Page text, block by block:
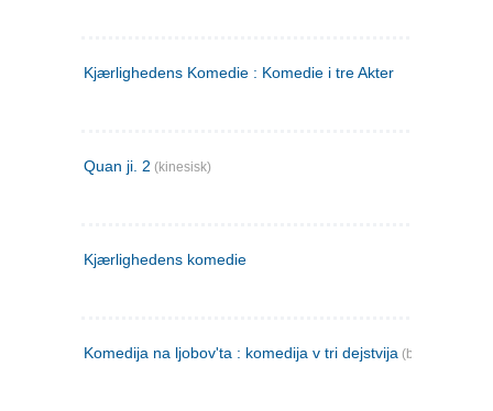
Kjærlighedens Komedie : Komedie i tre Akter
Quan ji. 2 (kinesisk)
Kjærlighedens komedie
Komedija na ljobov'ta : komedija v tri dejstvija (bulgarsk)